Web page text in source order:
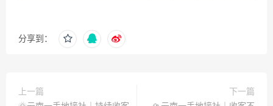
分享到：
上一篇
下一篇